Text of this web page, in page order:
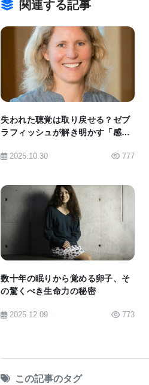
開発し、肝機能をうまく補う
ラントが、いつか肝臓の不調
皮膚の下に置くことは、組織
あるという大きな利点を有す
な死因である。肝疾患を抱え
初期段階であり、現在では、
る。」と述べた。
最高科学責任者、Rob Buckle
織製品の継続供給を提供する
た。このような幹細胞由来の
より正確なヒト組織のモデル
提供する。」
画像は足場を示している。生
見ると微細な繊維メッシュにな
関連する記事
BIOMARKET JP
失われた聴覚は取り戻せる？ゼブ
ラフィッシュが解き明かす「感覚
2025.10.30 777
BIOMARKET JP
数十年の眠りから覚める卵子、そ
の驚くべき生命力の秘密
2025.12.09 773
この記事のタグ